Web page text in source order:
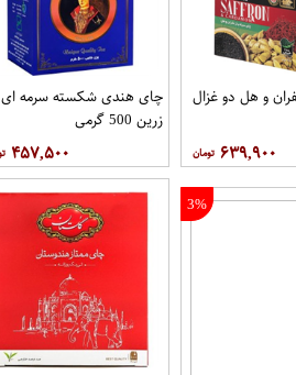
و هل دو غزال
۶۳۹,۹۰۰
چای هندی شکسته سرمه ای
زرین 500 گرمی
۴۵۷,۵۰۰
3%